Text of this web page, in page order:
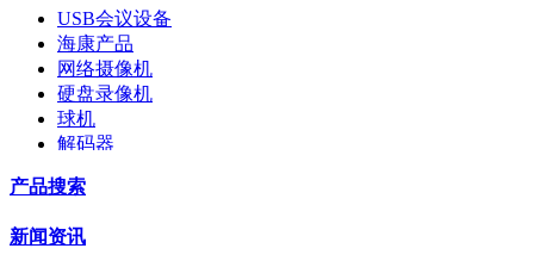
USB会议设备
海康产品
网络摄像机
硬盘录像机
球机
解码器
配件
拼接屏
产品搜索
新闻资讯